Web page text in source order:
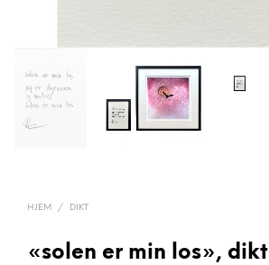
HJEM / DIKT
«solen er min los», dikt